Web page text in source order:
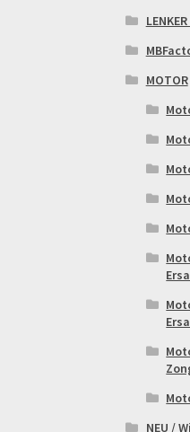
MOTOR
NEU /